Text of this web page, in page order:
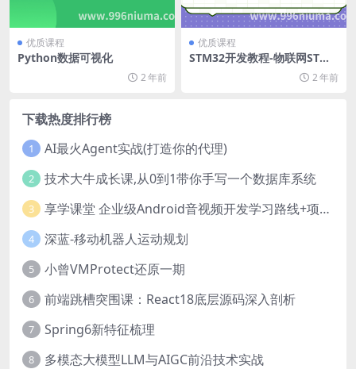
优质课程
Python数据可视化
2 年前
优质课程
STM32开发教程-物联网STM3
2 年前
下载热度排行榜
1 AI最火Agent实战(打造你的代理)
2 技术大牛成长课,从0到1带你手写一个数据库系统
3 享学课堂 企业级Android音视频开发学习路线+项目实战（附源码）
4 深蓝-移动机器人运动规划
5 小曾VMProtect还原一期
6 前端跳槽突围课：React18底层源码深入剖析
7 Spring6新特征梳理
8 多模态大模型LLM与AIGC前沿技术实战